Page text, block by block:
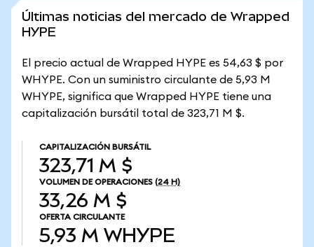
Últimas noticias del mercado de Wrapped
HYPE
El precio actual de Wrapped HYPE es 54,63 $ por
WHYPE. Con un suministro circulante de 5,93 M
WHYPE, significa que Wrapped HYPE tiene una
capitalización bursátil total de 323,71 M $.
CAPITALIZACIÓN BURSÁTIL
323,71 M $
VOLUMEN DE OPERACIONES (24 H)
33,26 M $
OFERTA CIRCULANTE
5,93 M WHYPE